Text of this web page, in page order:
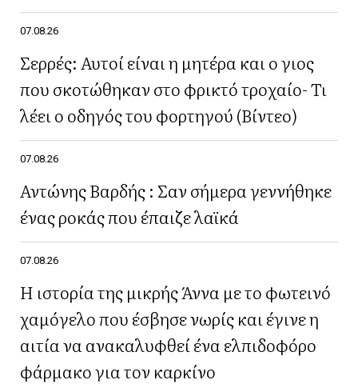
07.08.26
Σερρές: Αυτοί είναι η μητέρα και ο γιος
που σκοτώθηκαν στο φρικτό τροχαίο- Τι
λέει ο οδηγός του φορτηγού (Βίντεο)
07.08.26
Αντώνης Βαρδής : Σαν σήμερα γεννήθηκε
ένας ροκάς που έπαιζε λαϊκά
07.08.26
Η ιστορία της μικρής Άννα με το φωτεινό
χαμόγελο που έσβησε νωρίς και έγινε η
αιτία να ανακαλυφθεί ένα ελπιδοφόρο
φάρμακο για τον καρκίνο